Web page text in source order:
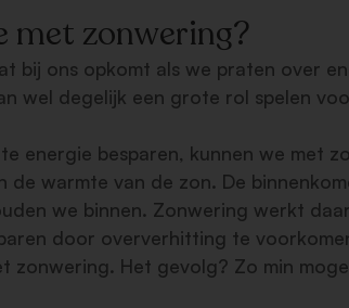
met zonwering?
bij ons opkomt als we praten over
wel degelijk een grote rol spelen
energie besparen, kunnen we met
de warmte van de zon. De
we binnen. Zonwering werkt
door oververhitting te
zonwering. Het gevolg? Zo min